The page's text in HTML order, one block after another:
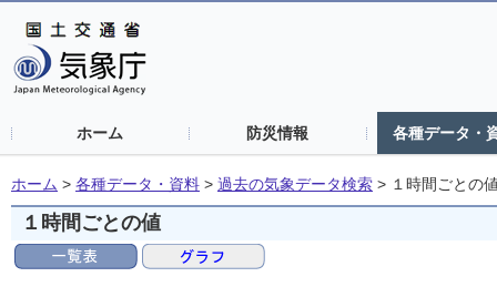
ホーム 防災情報 各種データ・
ホーム > 各種データ・資料 > 過去の気象データ検索 > １時間ごとの
１時間ごとの値